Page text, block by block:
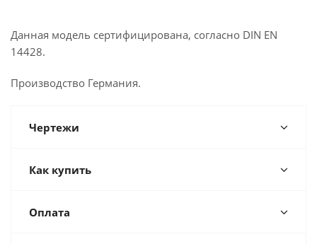
Данная модель сертифицирована, согласно DIN EN
14428.
Производство Германия.
Чертежи
Как купить
Оплата